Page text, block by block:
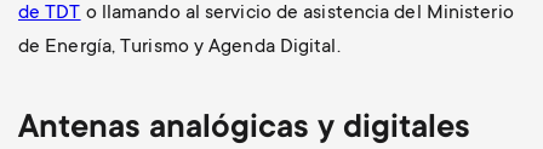
de TDT o llamando al servicio de asistencia del Ministerio
de Energía, Turismo y Agenda Digital.
Antenas analógicas y digitales